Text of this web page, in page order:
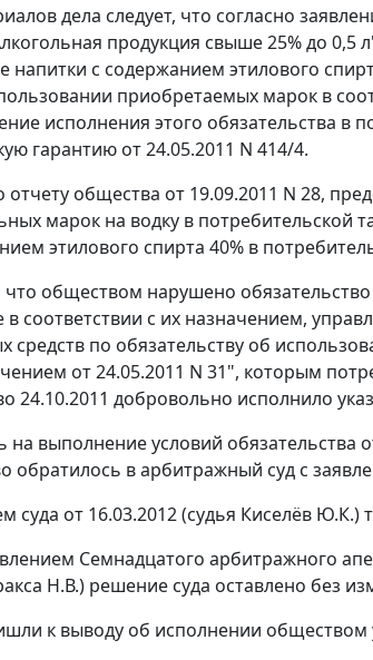
дела следует, что согласно
продукция свыше 25% до 0,5
напитки с содержанием этилового
приобретаемых марок в
исполнения этого обязательства в
гарантию от 24.05.2011 N 414/4.
отчету общества от 19.09.2011 N 28,
марок на водку в потребительской
этилового спирта 40% в
что обществом нарушено
в соответствии с их назначением,
средств по обязательству об
от 24.05.2011 N 31", которым
24.10.2011 добровольно исполнило
на выполнение условий обязательства
обратилось в арбитражный суд с
суда от 16.03.2012 (судья Киселёв
Семнадцатого арбитражного
Н.В.) решение суда оставлено без
к выводу об исполнении обществом